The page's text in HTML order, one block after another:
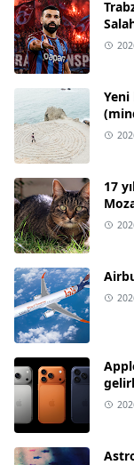
Yeni
17